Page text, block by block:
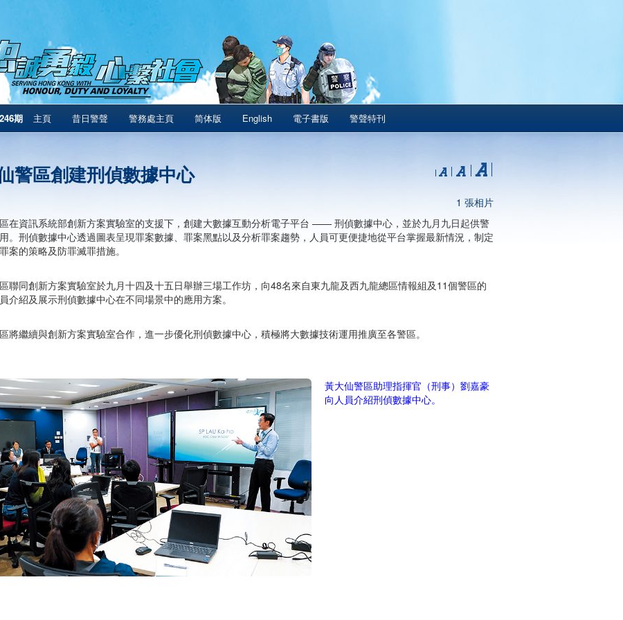
期 主頁 昔日警聲 警務處主頁 简体版 English 電子書版 警聲特刊
警區創建刑偵數據中心
1 張相片
在資訊系統部創新方案實驗室的支援下，創建大數據互動分析電子平台 —— 刑偵數據中心，並於九月九日起供警
。刑偵數據中心透過圖表呈現罪案數據、罪案黑點以及分析罪案趨勢，人員可更便捷地從平台掌握最新情況，制定
案的策略及防罪滅罪措施。
聯同創新方案實驗室於九月十四及十五日舉辦三場工作坊，向48名來自東九龍及西九龍總區情報組及11個警區的
介紹及展示刑偵數據中心在不同場景中的應用方案。
將繼續與創新方案實驗室合作，進一步優化刑偵數據中心，積極將大數據技術運用推廣至各警區。
黃大仙警區助理指揮官（刑事）劉嘉豪
向人員介紹刑偵數據中心。